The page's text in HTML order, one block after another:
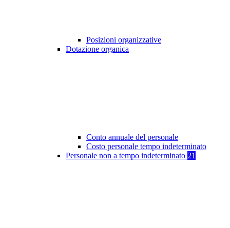
Posizioni organizzative
Dotazione organica
Conto annuale del personale
Costo personale tempo indeterminato
Personale non a tempo indeterminato 21